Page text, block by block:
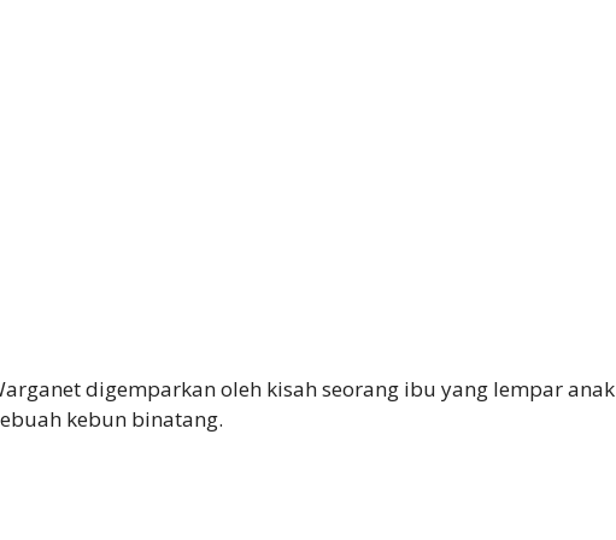
digemparkan oleh kisah seorang ibu yang lempar anak
kebun binatang.